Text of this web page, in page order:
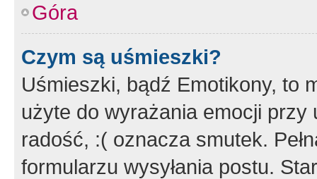
Góra
Czym są uśmieszki?
Uśmieszki, bądź Emotikony, to
użyte do wyrażania emocji
radość, :( oznacza smutek.
formularzu wysyłania postu.